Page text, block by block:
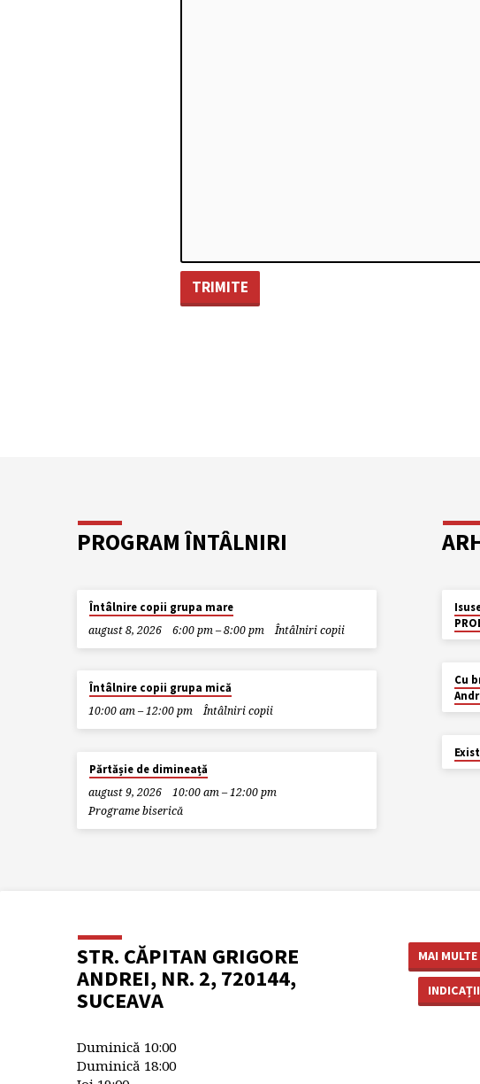
PROGRAM ÎNTÂLNIRI
Întâlnire copii grupa mare
august 8, 2026
6:00 pm – 8:00 pm Întâlniri copii
MÂINE
Întâlnire copii grupa mică
10:00 am – 12:00 pm
Întâlniri copii
Părtășie de dimineață
august 9, 2026
10:00 am – 12:00 pm
Programe biserică
Cu
STR. CĂPITAN GRIGORE
ANDREI, NR. 2, 720144,
SUCEAVA
MAI
Duminică 10:00
Duminică 18:00